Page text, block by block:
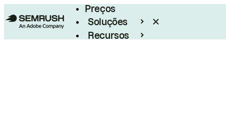
Preços
Soluções
Recursos